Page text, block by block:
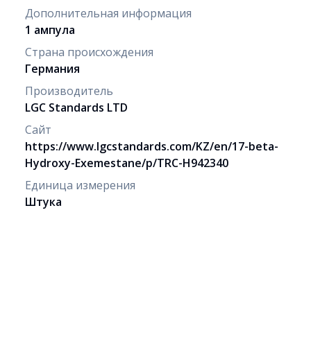
Дополнительная информация
1 ампула
Страна происхождения
Германия
Производитель
LGC Standards LTD
Сайт
https://www.lgcstandards.com/KZ/en/17-beta-
Hydroxy-Exemestane/p/TRC-H942340
Единица измерения
Штука